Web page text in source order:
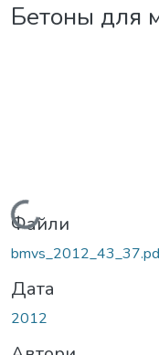
Бетоны для
Вантажиться...
Файли
Дата
2012